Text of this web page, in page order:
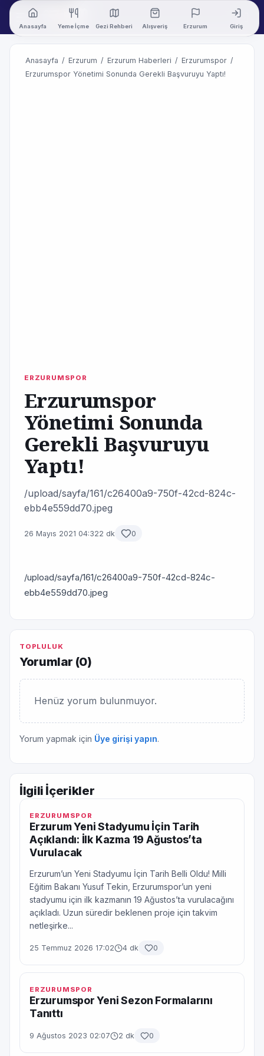
Anasayfa Yeme İçme Gezi Rehberi Alışveriş Erzurum Giriş
Anasayfa / Erzurum / Erzurum Haberleri / Erzurumspor /
Erzurumspor Yönetimi Sonunda Gerekli Başvuruyu Yaptı!
ERZURUMSPOR
Erzurumspor
Yönetimi Sonunda
Gerekli Başvuruyu
Yaptı!
/upload/sayfa/161/c26400a9-750f-42cd-824c-
ebb4e559dd70.jpeg
26 Mayıs 2021 04:322 dk 0
/upload/sayfa/161/c26400a9-750f-42cd-824c-
ebb4e559dd70.jpeg
TOPLULUK
Yorumlar (0)
Henüz yorum bulunmuyor.
Yorum yapmak için Üye girişi yapın.
İlgili İçerikler
ERZURUMSPOR
Erzurum Yeni Stadyumu İçin Tarih
Açıklandı: İlk Kazma 19 Ağustos’ta
Vurulacak
Erzurum’un Yeni Stadyumu İçin Tarih Belli Oldu! Milli
Eğitim Bakanı Yusuf Tekin, Erzurumspor’un yeni
stadyumu için ilk kazmanın 19 Ağustos’ta vurulacağını
açıkladı. Uzun süredir beklenen proje için takvim
netleşirke...
25 Temmuz 2026 17:02 4 dk 0
ERZURUMSPOR
Erzurumspor Yeni Sezon Formalarını
Tanıttı
9 Ağustos 2023 02:07 2 dk 0